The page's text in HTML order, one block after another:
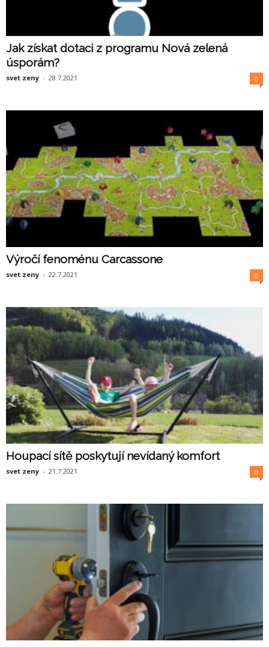
Jak získat dotaci z programu Nová zelená
úsporám?
svet zeny - 28.7.2021 0
Výročí fenoménu Carcassone
svet zeny - 22.7.2021 0
Houpací sítě poskytují nevídaný komfort
svet zeny - 21.7.2021 0